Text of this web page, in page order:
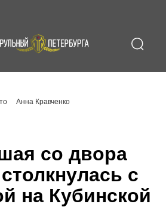
Анна Кравченко
со двора
с
на Кубинской